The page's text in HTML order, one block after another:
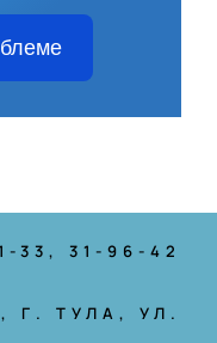
33, 31-96-42
Г. ТУЛА, УЛ.